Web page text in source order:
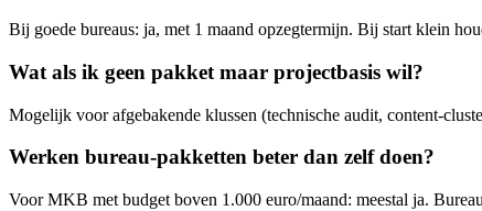
Bij goede bureaus: ja, met 1 maand opzegtermijn. Bij start klein
Wat als ik geen pakket maar projectbasis wil?
Mogelijk voor afgebakende klussen (technische audit, content-
Werken bureau-pakketten beter dan zelf doen?
Voor MKB met budget boven 1.000 euro/maand: meestal ja.